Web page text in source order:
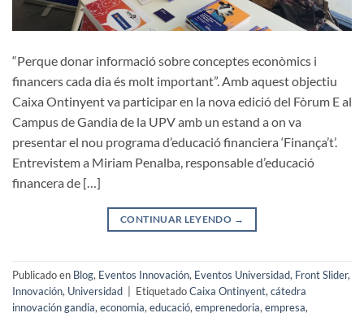
“Perque donar informació sobre conceptes econòmics i
financers cada dia és molt important”. Amb aquest objectiu
Caixa Ontinyent va participar en la nova edició del Fòrum E al
Campus de Gandia de la UPV amb un estand a on va
presentar el nou programa d’educació financiera ‘Finança’t’.
Entrevistem a Miriam Penalba, responsable d’educació
financera de […]
CONTINUAR LEYENDO →
Publicado en Blog, Eventos Innovación, Eventos Universidad, Front Slider,
Innovación, Universidad EtiquetadoCaixa Ontinyent, cátedra
innovación gandia, economia, educació, emprenedoria, empresa,